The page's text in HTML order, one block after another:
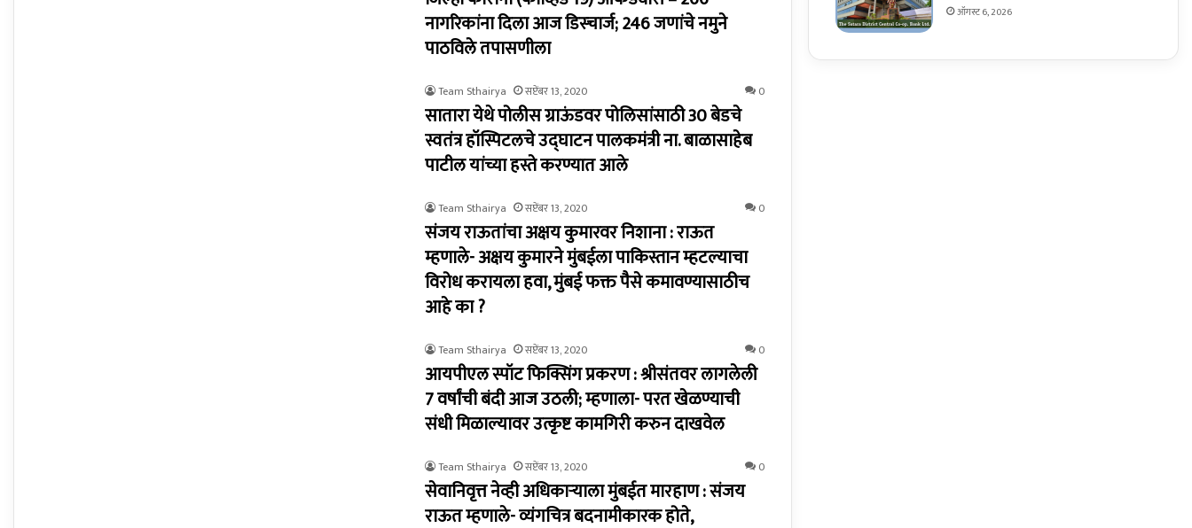
नागरिकांना दिला आज डिस्चार्ज; 246 जणांचे नमुने
पाठविले तपासणीला
Team Sthairya सप्टेंबर 13, 2020 0
सातारा येथे पोलीस ग्राऊंडवर पोलिसांसाठी 30 बेडचे
स्वतंत्र हॉस्पिटलचे उद्घाटन पालकमंत्री ना. बाळासाहेब
पाटील यांच्या हस्ते करण्यात आले
Team Sthairya सप्टेंबर 13, 2020 0
संजय राऊतांचा अक्षय कुमारवर निशाना : राऊत
म्हणाले- अक्षय कुमारने मुंबईला पाकिस्तान म्हटल्याचा
विरोध करायला हवा, मुंबई फक्त पैसे कमावण्यासाठीच
आहे का ?
Team Sthairya सप्टेंबर 13, 2020 0
आयपीएल स्पॉट फिक्सिंग प्रकरण : श्रीसंतवर लागलेली
7 वर्षांची बंदी आज उठली; म्हणाला- परत खेळण्याची
संधी मिळाल्यावर उत्कृष्ट कामगिरी करुन दाखवेल
Team Sthairya सप्टेंबर 13, 2020 0
सेवानिवृत्त नेव्ही अधिकाऱ्याला मुंबईत मारहाण : संजय
राऊत म्हणाले- व्यंगचित्र बदनामीकारक होते,
ऑगस्ट 6, 2026